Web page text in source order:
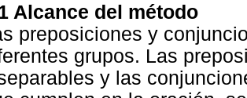
Alcance del método
preposiciones y
grupos. Las
y las